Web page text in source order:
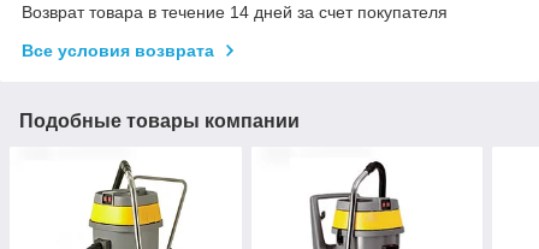
Возврат товара в течение 14 дней за счет покупателя
Все условия возврата
Подобные товары компании